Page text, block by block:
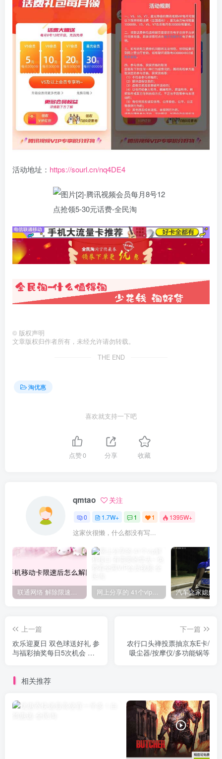
活动地址： https://sourl.cn/nq4DE4
© 版权声明
文章版权归作者所有，未经允许请勿转载。
THE END
淘优惠
喜欢就支持一下吧
点赞0 分享 收藏
qmtao 关注
0 1.7W+ 1 1 1395W+
这家伙很懒，什么都没有写...
联通网络 解除限速方法参考！畅享、畅玩、老白干等及其它地区自测了 网上分享的 41个vip解析接口 有需要的拿去~ 免费看全网VIP会员视频
上一篇
欢乐迎夏日 双色球送好礼 参
与福彩抽奖每日5次机会 超
下一篇
农行口头禅投票抽京东E卡/
吸尘器/按摩仪/多功能锅等
相关推荐